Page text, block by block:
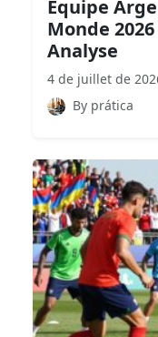
Équipe
Monde
Analyse
4 de juillet de
By prática